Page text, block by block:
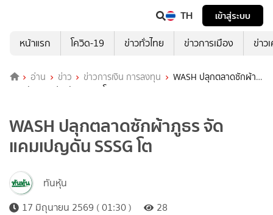
TH
เข้าสู่ระบบ
หน้าแรก
โควิด-19 ข่าวทั่วไทย ข่าวการเมือง ข่าว
อ่าน ข่าว ข่าวการเงิน การลงทุน
WASH ปลุกตลาดซักผ้า
ภูธร จัดแคมเปญดัน SSSG โต
WASH ปลุกตลาดซักผ้าภูธร จัด
แคมเปญดัน SSSG โต
ทันหุ้น
17 มิถุนายน 2569 ( 01:30 )
28